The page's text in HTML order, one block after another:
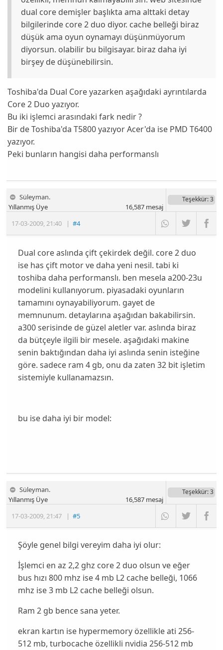
dual core demişler başlıkta ama alttaki detay
bilgilerinde core 2 duo diyor. cache belleği biraz
düşük ama oyun oynamayı düşünmüyorum
diyorsun. olabilir bu bilgisayar. biraz daha iyi
birşey de düşünebilirsin.
Toshiba'da Dual Core yazarken aşağıdaki ayrıntılarda
Core 2 Duo yazıyor.
Bu iki işlemci arasındaki fark nedir ?
Bir de Toshiba'da T5800 yazıyor Acer'da ise PMD T6400
yazıyor.
Peki bunların hangisi daha performanslı
Süleyman.
17-03-2009,21:40 |#4
Yıllanmış Üye
Teşekkür: 3
16,587mesaj
Dual core aslında çift çekirdek değil. core 2 duo
ise has çift motor ve daha yeni nesil. tabi ki
toshiba daha performanslı. ben mesela a200-23u
modelini kullanıyorum. piyasadaki oyunların
tamamını oynayabiliyorum. gayet de
memnunum. detaylarına aşağıdan bakabilirsin.
a300 serisinde de güzel aletler var. aslında biraz
da bütçeyle ilgili bir mesele. aşağıdaki makine
senin baktığından daha iyi aslında senin isteğine
göre. sadece ram 4 gb, onu da zaten 32 bit işletim
sistemiyle kullanamazsın.
bu ise daha iyi bir model:
Süleyman.
17-03-2009 21:47 |#5
Yıllanmış Üye
Teşekkür: 3
16,587mesaj
Şöyle genel bilgi vereyim daha iyi olur:
İşlemci en az 2,2 ghz core 2 duo olsun ve eğer
bus hızı 800 mhz ise 4 mb L2 cache belleği, 1066
mhz ise 3 mb L2 cache belleği olsun.
Ram 2 gb bence sana yeter.
ekran kartın ise hypermemory özellikle ati 256-
512 mb, turbocache özellikli nvidia 256-512 mb